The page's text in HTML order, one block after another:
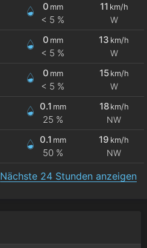
0 mm
< 5 %
11 km/h
W
0 mm
< 5 %
13 km/h
W
0 mm
< 5 %
15 km/h
W
0.1 mm
25 %
18 km/h
NW
0.1 mm
50 %
19 km/h
NW
Nächste 24 Stunden anzeigen